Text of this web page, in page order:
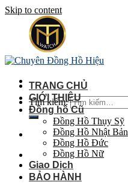
Skip to content
Tìm kiếm:
TRANG CHỦ
GIỚI THIỆU
Đồng hồ Cũ
Đồng Hồ Thụy Sỹ
Đồng Hồ Nhật Bản
Đồng Hồ Đức
Đồng Hồ Nữ
Giao Dịch
BẢO HÀNH